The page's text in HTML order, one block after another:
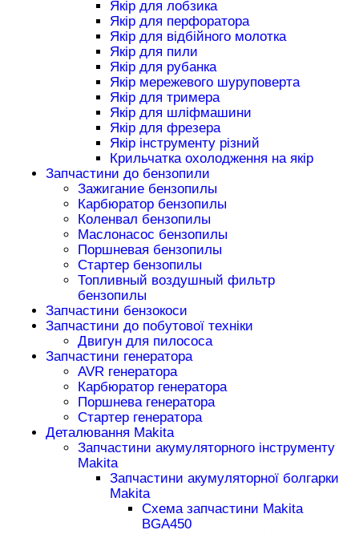
Якір для лобзика
Якір для перфоратора
Якір для відбійного молотка
Якір для пили
Якір для рубанка
Якір мережевого шуруповерта
Якір для тримера
Якір для шліфмашини
Якір для фрезера
Якір інструменту різний
Крильчатка охолодження на якір
Запчастини до бензопили
Зажигание бензопилы
Карбюратор бензопилы
Коленвал бензопилы
Маслонасос бензопилы
Поршневая бензопилы
Стартер бензопилы
Топливный воздушный фильтр
бензопилы
Запчастини бензокоси
Запчастини до побутової техніки
Двигун для пилососа
Запчастини генератора
AVR генератора
Карбюратор генератора
Поршнева генератора
Стартер генератора
Деталювання Makita
Запчастини акумуляторного інструменту
Makita
Запчастини акумуляторної болгарки
Makita
Схема запчастини Makita
BGA450